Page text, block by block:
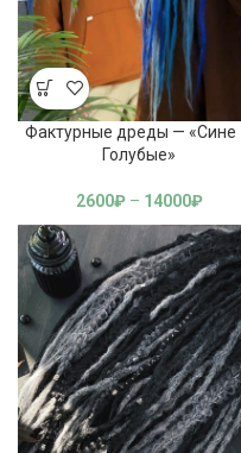
Фактурные дреды — «Сине
Голубые»
2600₽ – 14000₽